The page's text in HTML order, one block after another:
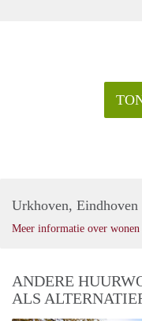
Urkhoven, Eindhoven
Meer informatie over
ANDERE
ALS